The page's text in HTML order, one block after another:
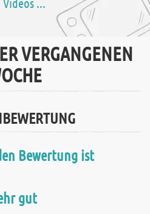
VERGANGENEN
Bewertung ist
gut